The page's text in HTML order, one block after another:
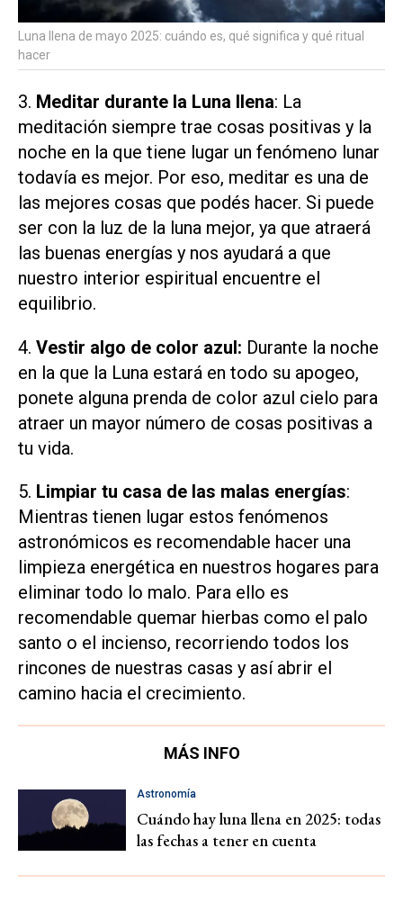
Luna llena de mayo 2025: cuándo es, qué significa y qué ritual
hacer
3. Meditar durante la Luna llena: La
meditación siempre trae cosas positivas y la
noche en la que tiene lugar un fenómeno lunar
todavía es mejor. Por eso, meditar es una de
las mejores cosas que podés hacer. Si puede
ser con la luz de la luna mejor, ya que atraerá
las buenas energías y nos ayudará a que
nuestro interior espiritual encuentre el
equilibrio.
4. Vestir algo de color azul: Durante la noche
en la que la Luna estará en todo su apogeo,
ponete alguna prenda de color azul cielo para
atraer un mayor número de cosas positivas a
tu vida.
5. Limpiar tu casa de las malas energías:
Mientras tienen lugar estos fenómenos
astronómicos es recomendable hacer una
limpieza energética en nuestros hogares para
eliminar todo lo malo. Para ello es
recomendable quemar hierbas como el palo
santo o el incienso, recorriendo todos los
rincones de nuestras casas y así abrir el
camino hacia el crecimiento.
MÁS INFO
Astronomía
Cuándo hay luna llena en 2025: todas
las fechas a tener en cuenta